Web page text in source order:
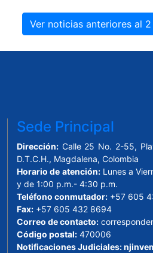
Ver noticias anteriores al
Sede Principal
Dirección: Calle 25 No. 2-55,
D.T.C.H., Magdalena, Colombia
Horario de atención:Lunes a
y de 1:00 p.m.- 4:30 p.m.
Teléfono conmutador: +57 605
Fax: +57 605 432 8694
Correo de contacto:
Código postal: 470006
Notificaciones Judiciales: